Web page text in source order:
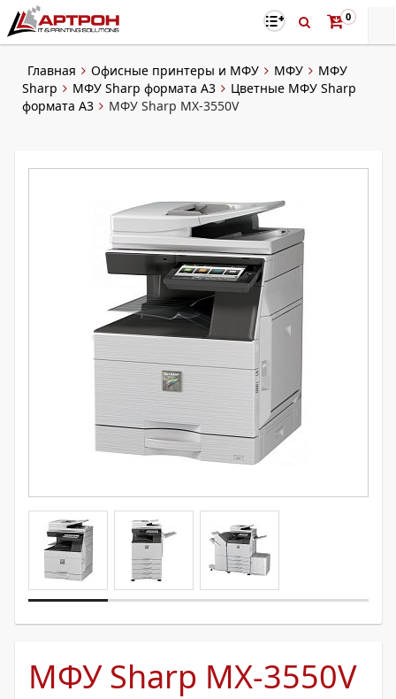
0
Главная Офисные принтеры и МФУ МФУ
МФУ
Sharp
МФУ Sharp формата A3
Цветные МФУ Sharp
формата A3
МФУ Sharp MX-3550V
МФУ Sharp MX-3550V